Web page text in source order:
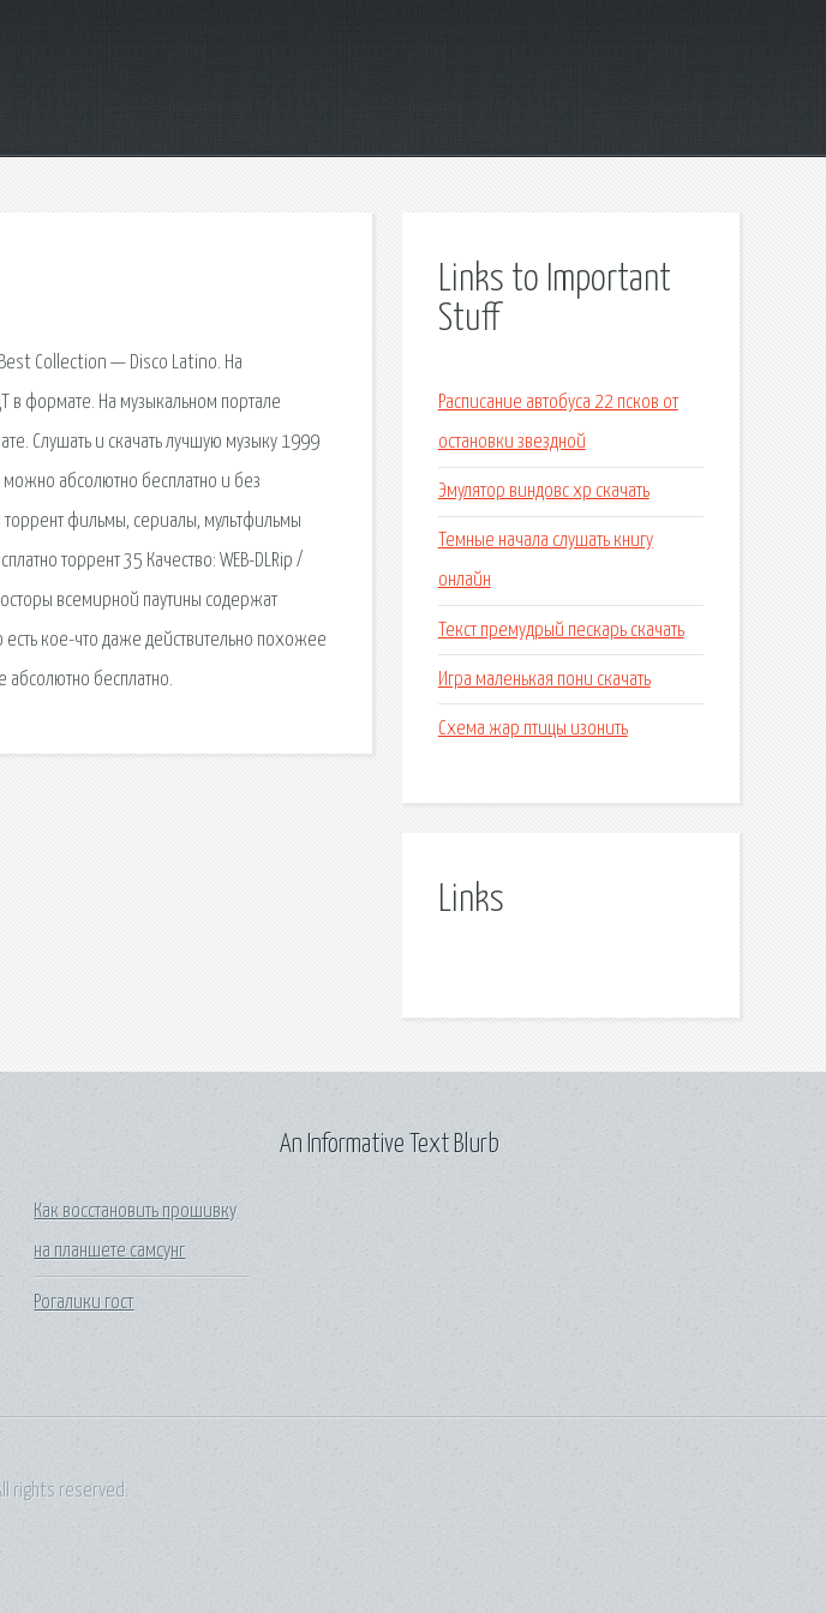
Collection — Disco Latino. На
в формате. На музыкальном портале
Слушать и скачать лучшую музыку 1999
абсолютно бесплатно и без
торрент фильмы, сериалы, мультфильмы
торрент 35 Качество: WEB-DLRip /
всемирной паутины содержат
кое-что даже действительно похожее
бесплатно.
Links to Important
Stuff
Расписание автобуса 22 псков от
остановки звездной
Эмулятор виндовс хр скачать
Темные начала слушать книгу
онлайн
Текст премудрый пескарь скачать
Игра маленькая пони скачать
Схема жар птицы изонить
Links
Как восстановить прошивку
на планшете самсунг
Рогалики гост
An Informative Text Blurb
rights reserved.